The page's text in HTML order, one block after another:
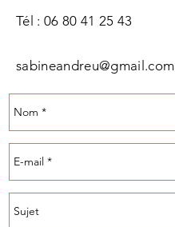
Tél : 06 80 41 25 43
sabineandreu@gmail.com